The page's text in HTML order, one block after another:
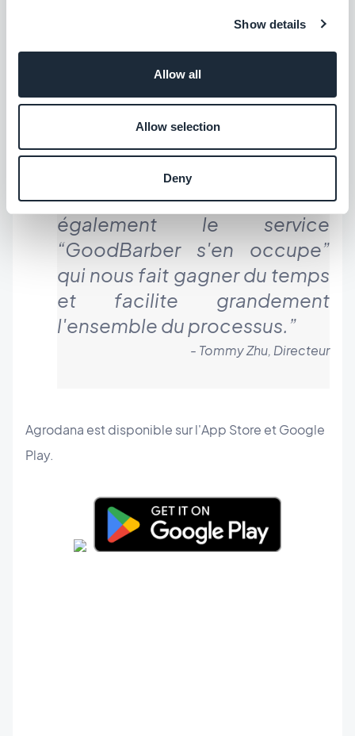
Show details
Allow all
Allow selection
Deny
car l'objectif de cette app est de fournir aux clients
"GoodBarber propose
également le service
“GoodBarber s'en occupe”
qui nous fait gagner du temps
et facilite grandement
l'ensemble du processus. ”
- Tommy Zhu, Directeur
Agrodana est disponible sur l'App Store et Google
Play.